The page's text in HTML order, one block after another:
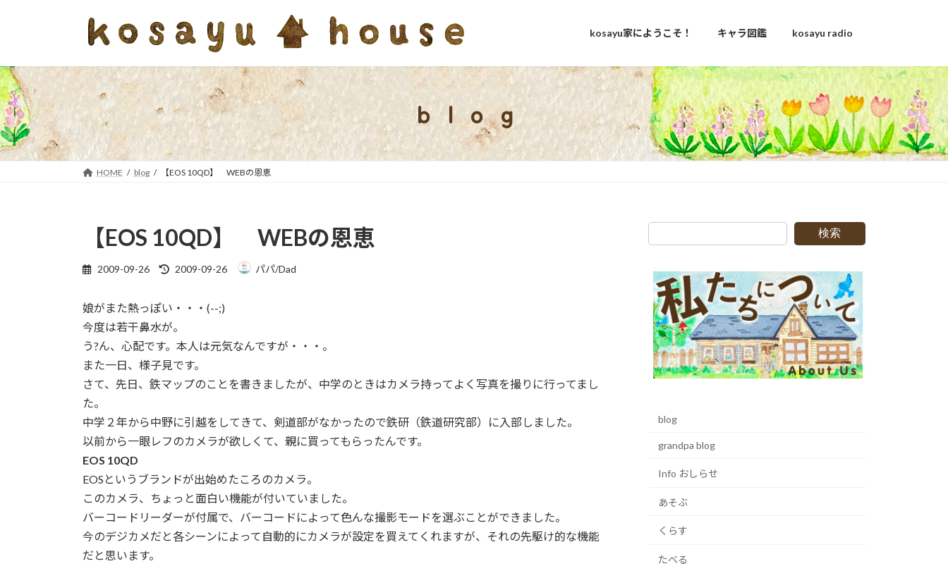
ツ
へ
ス
キ
ッ
プ
シ
ョ
ン
に
移
動
kosayu家にようこそ！ キャラ図鑑 kosayu radio
blog
HOME blog 【EOS 10QD】 WEBの恩恵
【EOS 10QD】 WEBの恩恵
2009-09-26
最
新
時
:
2009-09-26 パパ/Dad
娘がまた熱っぽい・・・(--;)
今度は若干鼻水が。
う?ん、心配です。本人は元気なんですが・・・。
また一日、様子見です。
さて、先日、鉄マップのことを書きましたが、中学のときはカメラ持ってよく写真を撮りに行ってまし
た。
中学２年から中野に引越をしてきて、剣道部がなかったので鉄研（鉄道研究部）に入部しました。
以前から一眼レフのカメラが欲しくて、親に買ってもらったんです。
EOS 10QD
EOSというブランドが出始めたころのカメラ。
このカメラ、ちょっと面白い機能が付いていました。
バーコードリーダーが付属で、バーコードによって色んな撮影モードを選ぶことができました。
今のデジカメだと各シーンによって自動的にカメラが設定を買えてくれますが、それの先駆け的な機能
だと思います。
検索
blog
grandpa blog
Info おしらせ
あそぶ
くらす
たべる